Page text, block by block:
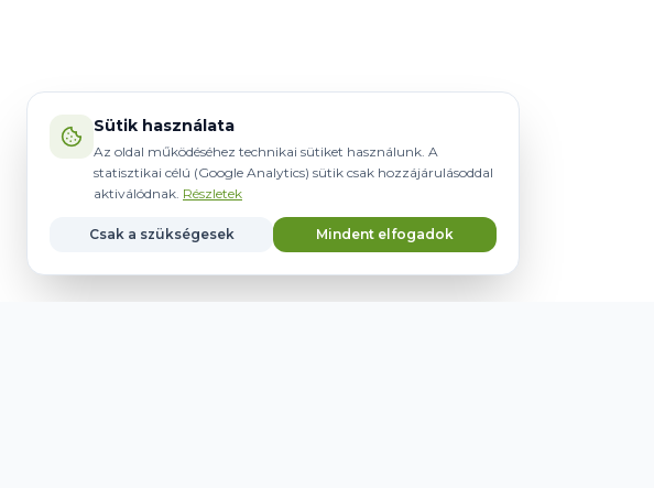
Sütik használata
Az oldal működéséhez technikai sütiket használunk. A
statisztikai célú (Google Analytics) sütik csak hozzájárulásoddal
aktiválódnak. Részletek
Csak a szükségesek Mindent elfogadok